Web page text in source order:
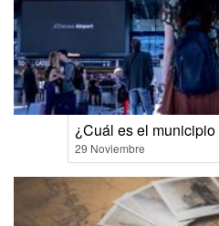
¿Cuál es el
29 Noviembre